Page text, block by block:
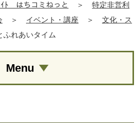
ｲﾄ はちコミねっと ＞
特定非営利
＞ イベント・講座 ＞
文化・ス
ふれあいタイム
Menu